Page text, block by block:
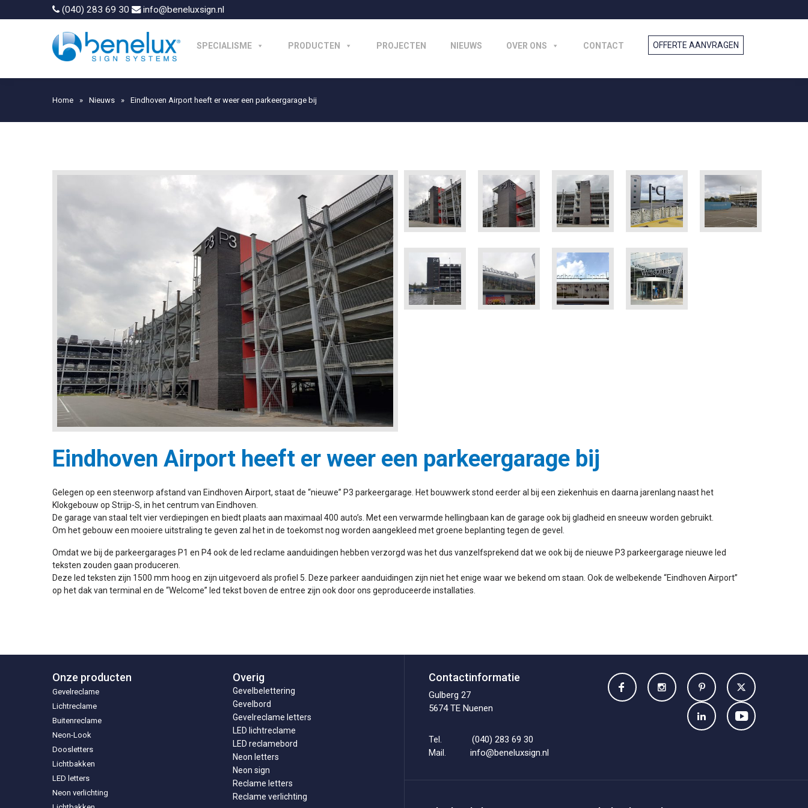
(040) 283 69 30 info@beneluxsign.nl
SPECIALISME PRODUCTEN PROJECTEN NIEUWS OVER ONS CONTACT
Home » Nieuws » Eindhoven Airport heeft er weer een parkeergarage bij
Eindhoven Airport heeft er weer een parkeergarage bij
Gelegen op een steenworp afstand van Eindhoven Airport, staat de “nieuwe” P3 parkeergarage. Het bouwwerk stond eerder al bij een ziekenhuis en daarna jarenlang naast het
Klokgebouw op Strijp-S, in het centrum van Eindhoven.
De garage van staal telt vier verdiepingen en biedt plaats aan maximaal 400 auto’s. Met een verwarmde hellingbaan kan de garage ook bij gladheid en sneeuw worden gebruikt.
Om het gebouw een mooiere uitstraling te geven zal het in de toekomst nog worden aangekleed met groene beplanting tegen de gevel.
Omdat we bij de parkeergarages P1 en P4 ook de led reclame aanduidingen hebben verzorgd was het dus vanzelfsprekend dat we ook bij de nieuwe P3 parkeergarage nieuwe led
teksten zouden gaan produceren.
Deze led teksten zijn 1500 mm hoog en zijn uitgevoerd als profiel 5. Deze parkeer aanduidingen zijn niet het enige waar we bekend om staan. Ook de welbekende “Eindhoven Airport”
op het dak van terminal en de “Welcome” led tekst boven de entree zijn ook door ons geproduceerde installaties.
Onze producten
Gevelreclame
Lichtreclame
Buitenreclame
Neon-Look
Doosletters
Lichtbakken
LED letters
Neon verlichting
Overig
Gevelbelettering
Gevelbord
Gevelreclame letters
LED lichtreclame
LED reclamebord
Neon letters
Neon sign
Reclame letters
Reclame verlichting
Contactinformatie
Gulberg 27
5674 TE Nuenen
Tel. (040) 283 69 30
Mail. info@beneluxsign.nl